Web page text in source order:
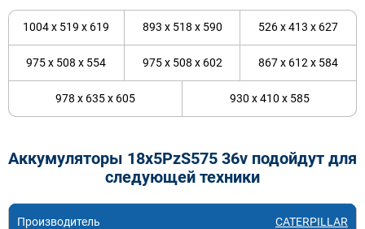
1004 x 519 x 619 893 x 518 x 590 526 x 413 x 627
975 x 508 x 554 975 x 508 x 602 867 x 612 x 584
978 x 635 x 605 930 x 410 x 585
Аккумуляторы 18x5PzS575 36v подойдут для
следующей техники
CATERPILLAR